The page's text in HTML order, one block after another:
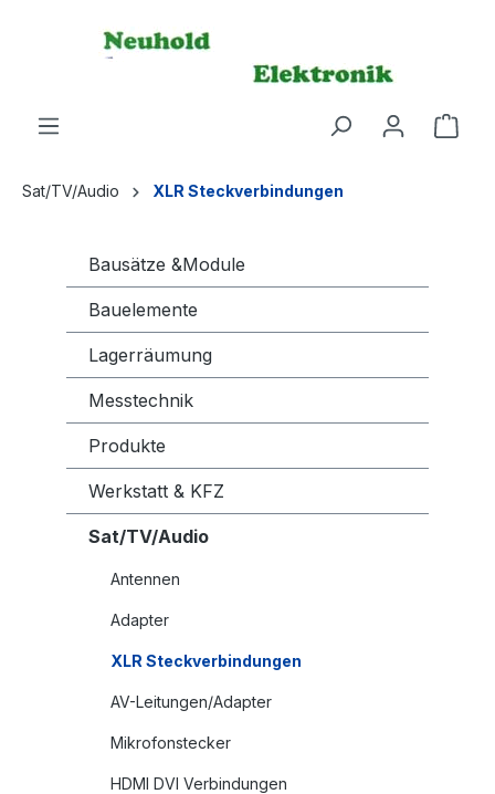
Sat/TV/Audio XLR Steckverbindungen
Bausätze &Module
Bauelemente
Lagerräumung
Messtechnik
Produkte
Werkstatt & KFZ
Sat/TV/Audio
Antennen
Adapter
XLR Steckverbindungen
AV-Leitungen/Adapter
Mikrofonstecker
HDMI DVI Verbindungen